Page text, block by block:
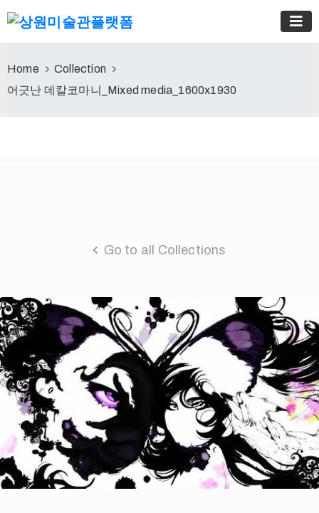
Home
Collection
어긋난 데칼코마니_Mixed media_1600x1930
Go to all Collections